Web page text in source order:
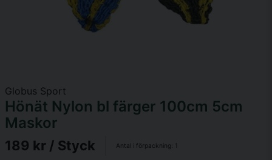
Globus Sport
Hönät Nylon bl färger 100cm 5cm
Maskor
189 kr / Styck Antal i förpackning: 1